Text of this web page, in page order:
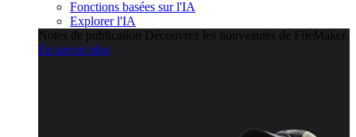
Fonctions basées sur l'IA
Explorer l'IA
Notes de publication Découvrez les nouveautés de FileMaker.
En savoir plus